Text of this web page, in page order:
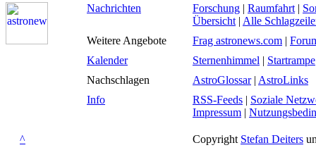
Nachrichten Forschung | Raumfahrt |
Übersicht | Alle
Weitere Angebote
Frag astronews.com |
Kalender
Sternenhimmel | Startrampe
Nachschlagen
AstroGlossar| AstroLinks
Info
RSS-Feeds | Soziale
Impressum |
^ Copyright Stefan Deiters